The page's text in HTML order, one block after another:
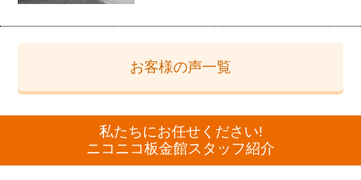
お客様の声一覧
私たちにお任せください!
ニコニコ板金館スタッフ紹介